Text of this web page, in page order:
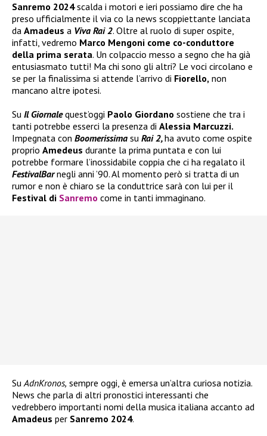
Sanremo 2024scalda i motori e ieri possiamo dire che ha
preso ufficialmente il via co la news scoppiettante lanciata
da Amadeus a Viva Rai 2. Oltre al ruolo di super ospite,
infatti, vedremo Marco Mengoni come co-conduttore
della prima serata. Un colpaccio messo a segno che ha già
entusiasmato tutti! Ma chi sono gli altri? Le voci circolano e
se per la finalissima si attende l’arrivo di Fiorello, non
mancano altre ipotesi.
Su Il Giornalequest’oggi Paolo Giordano sostiene che tra i
tanti potrebbe esserci la presenza di Alessia Marcuzzi.
Impegnata con Boomerissima su Rai 2,ha avuto come ospite
proprio Amedeus durante la prima puntata e con lui
potrebbe formare l’inossidabile coppia che ci ha regalato il
FestivalBarnegli anni ’90. Al momento però si tratta di un
rumor e non è chiaro se la conduttrice sarà con lui per il
Festival di Sanremo come in tanti immaginano.
SuAdnKronos, sempre oggi, è emersa un’altra curiosa notizia.
News che parla di altri pronostici interessanti che
vedrebbero importanti nomi della musica italiana accanto ad
Amadeus per Sanremo 2024.